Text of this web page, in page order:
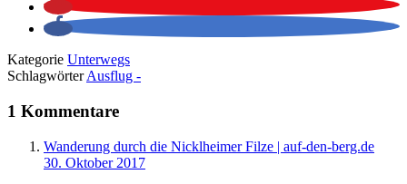
Kategorie Unterwegs
SchlagwörterAusflug -
1 Kommentare
Wanderung durch die Nicklheimer Filze | auf-den-berg.de
30. Oktober 2017